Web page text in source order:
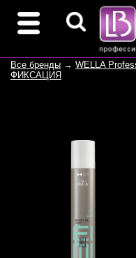
Все бренды → WELLA
ФИКСАЦИЯ